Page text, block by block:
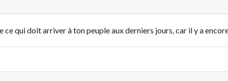
ce qui doit arriver à ton peuple aux derniers jours, car il y a